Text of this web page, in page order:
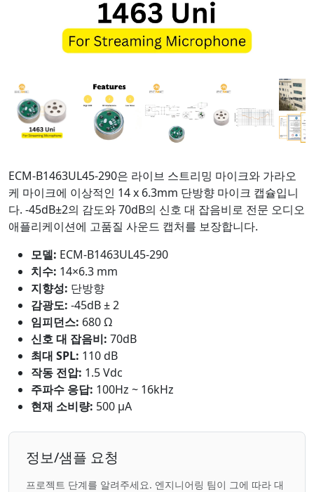
ECM-B1463UL45-290은 라이브 스트리밍 마이크와 가라오
케 마이크에 이상적인 14 x 6.3mm 단방향 마이크 캡슐입니
다. -45dB±2의 감도와 70dB의 신호 대 잡음비로 전문 오디오
애플리케이션에 고품질 사운드 캡처를 보장합니다.
모델: ECM-B1463UL45-290
치수: 14×6.3 mm
지향성: 단방향
감광도: -45dB ± 2
임피던스: 680 Ω
신호 대 잡음비: 70dB
최대 SPL: 110 dB
작동 전압: 1.5 Vdc
주파수 응답: 100Hz ~ 16kHz
현재 소비량: 500 μA
정보/샘플 요청
프로젝트 단계를 알려주세요. 엔지니어링 팀이 그에 따라 대